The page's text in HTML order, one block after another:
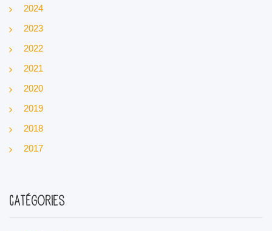
2024
2023
2022
2021
2020
2019
2018
2017
Catégories